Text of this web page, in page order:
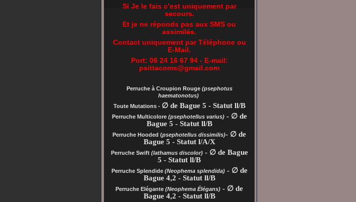
Si Je le fais c’est uniquement par
secours.
Et je ne réponds pas aux SMS ou
assimilés.
Contact uniquement par Téléphone ou
E-Mail.
Port: 06 24 16 67 94 - E-mail:
psittacoms@gmail.com
Perruche à Croupion Rouge(psephotus
haematonotus)
Toute Mutations - ∅ de Bague 5 - Statut ll/B
Perruche Multicolore (psephotellus varius)- ∅ de
Bague 5 - Statut ll/B
Perruche Hooded (psephotellus dissimilis)- ∅ de
Bague 5 - Statut l/A/X
Perruche Swift (lathamus discolor)- ∅ de Bague
5 - Statut ll/B
Perruche Splendide (Neophema splendida)- ∅ de
Bague 4,2 - Statut ll/B
Perruche Elégante (Neophema Élégans) - ∅ de
Bague 4,2 - Statut ll/B